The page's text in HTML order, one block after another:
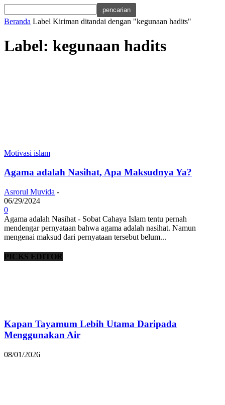
Beranda Label Kiriman ditandai dengan "kegunaan hadits"
Label: kegunaan hadits
Motivasi islam
Agama adalah Nasihat, Apa Maksudnya Ya?
Asrorul Muvida -
06/29/2024
0
Agama adalah Nasihat - Sobat Cahaya Islam tentu pernah
mendengar pernyataan bahwa agama adalah nasihat. Namun
mengenai maksud dari pernyataan tersebut belum...
PICKS EDITOR
Kapan Tayamum Lebih Utama Daripada
Menggunakan Air
08/01/2026